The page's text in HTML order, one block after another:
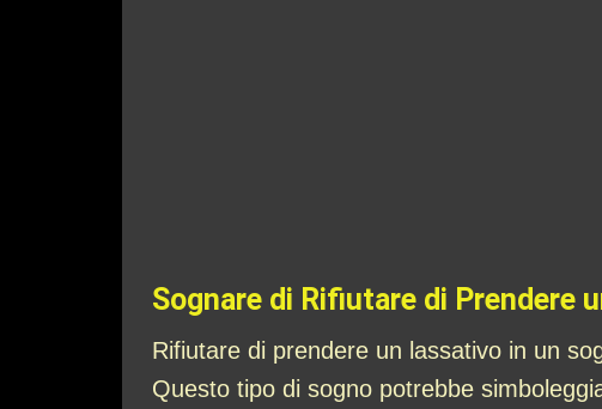
Sognare di Rifiutare di Prendere
Rifiutare di prendere un lassativo in un
Questo tipo di sogno potrebbe